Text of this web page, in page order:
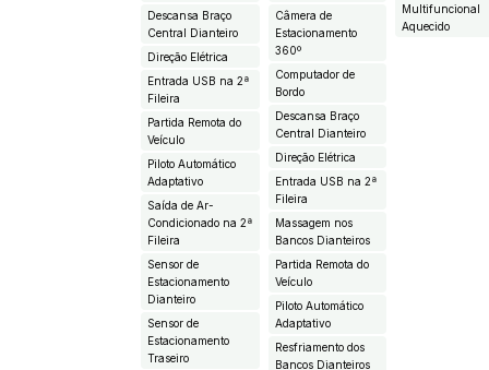
Descansa Braço
Central Dianteiro
Direção Elétrica
Entrada USB na 2ª
Fileira
Partida Remota do
Veículo
Piloto Automático
Adaptativo
Saída de Ar-
Condicionado na 2ª
Fileira
Sensor de
Estacionamento
Dianteiro
Sensor de
Estacionamento
Traseiro
Câmera de
Estacionamento
360º
Computador de
Bordo
Descansa Braço
Central Dianteiro
Direção Elétrica
Entrada USB na 2ª
Fileira
Massagem nos
Bancos Dianteiros
Partida Remota do
Veículo
Piloto Automático
Adaptativo
Resfriamento dos
Bancos Dianteiros
Multifuncional
Aquecido